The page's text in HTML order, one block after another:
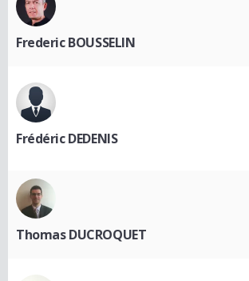
Frederic BOUSSELIN
Frédéric DEDENIS
Thomas DUCROQUET